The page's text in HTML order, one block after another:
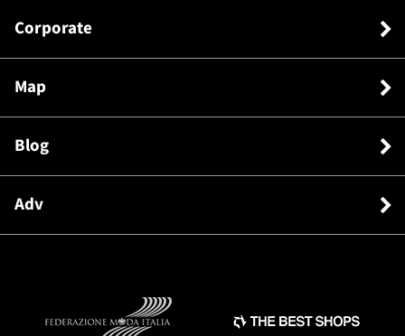
Corporate
Map
Blog
Adv